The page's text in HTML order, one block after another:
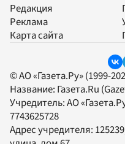
Редакция
Реклама
Карта сайта
© АО «Газета.Ру» (1999-
Название: Газета.Ru
Учредитель:АО
7743625728
Адрес учредителя: